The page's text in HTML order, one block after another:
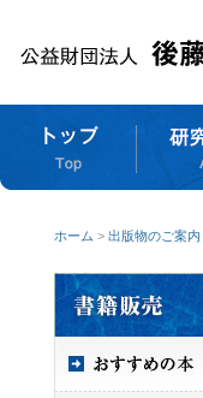
ホーム > 出版物のご案内